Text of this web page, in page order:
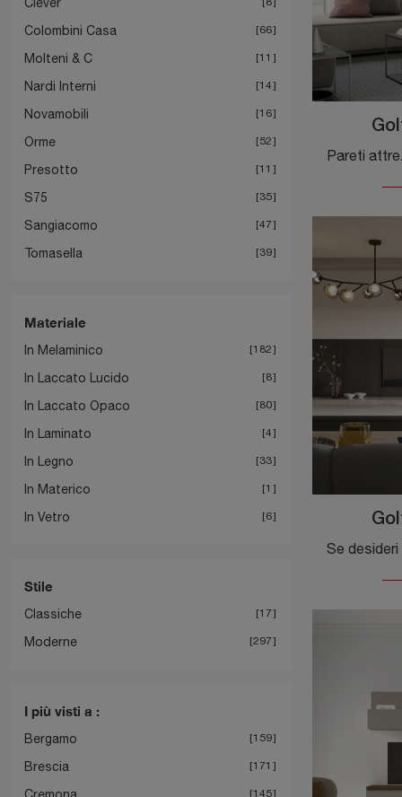
Colombini Casa 66
Molteni & C 11
Nardi Interni 14
Novamobili 16
Orme 52
Presotto 11
S75 35
Sangiacomo 47
Tomasella 39
Materiale
In Melaminico 182
In Laccato Lucido 8
In Laccato Opaco 80
In Laminato 4
In Legno 33
In Materico 1
In Vetro 6
Stile
Classiche 17
Moderne 297
I più visti a :
Bergamo 159
Brescia 171
Cremona 145